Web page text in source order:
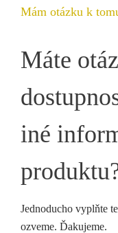
Mám otázku k
Máte
iné
Jednoducho vyplňte
ozveme. Ďakujeme.